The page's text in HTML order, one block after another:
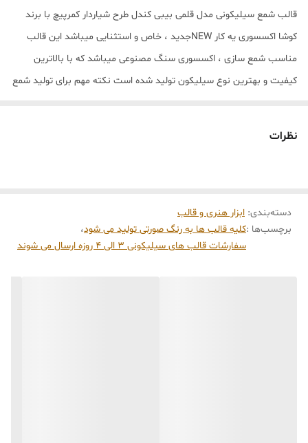
قالب شمع سیلیکونی مدل قلمی بیبی کندل طرح شیاردار کمرپیچ با برند
کوشا اکسسوری یه کار NEWجدید ، خاص و استثنایی میباشد این قالب
مناسب شمع سازی ، اکسسوری سنگ مصنوعی میباشد که با بالاترین
کیفیت و بهترین نوع سیلیکون تولید شده است نکته مهم برای تولید شمع
نظرات
دسته‌بندی: ابزار هنری و قالب
برچسب‌ها :کلیه قالب ها به رنگ صورتی تولید می شود،
سفارشات قالب های سیلیکونی 3 الی 4 روزه ارسال می شوند